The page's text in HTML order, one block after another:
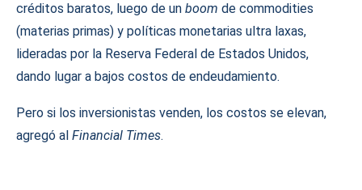
créditos baratos, luego de un boom de commodities
(materias primas) y políticas monetarias ultra laxas,
lideradas por la Reserva Federal de Estados Unidos,
dando lugar a bajos costos de endeudamiento.
Pero si los inversionistas venden, los costos se elevan,
agregó al Financial Times.